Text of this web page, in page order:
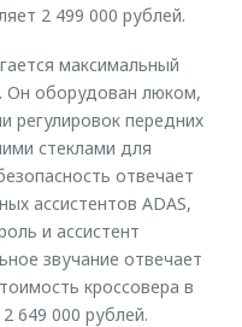
2 499 000 рублей.
максимальный
Он оборудован люком,
регулировок передних
стеклами для
отвечает
ассистентов ADAS,
и ассистент
звучание отвечает
кроссовера в
649 000 рублей.